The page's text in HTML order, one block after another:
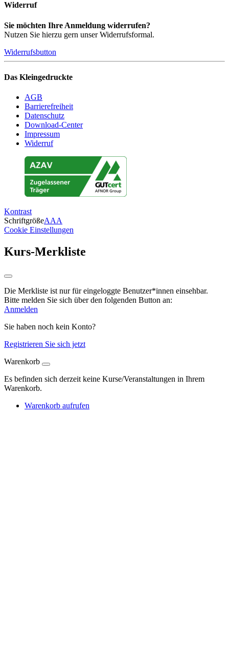
Widerruf
Sie möchten Ihre Anmeldung widerrufen?
Nutzen Sie hierzu gern unser Widerrufsformal.
Widerrufsbutton
Das Kleingedruckte
AGB
Barrierefreiheit
Datenschutz
Download-Center
Impressum
Widerruf
Kontrast
SchriftgrößeAAA
Cookie Einstellungen
Kurs-Merkliste
Die Merkliste ist nur für eingeloggte Benutzer*innen einsehbar.
Bitte melden Sie sich über den folgenden Button an:
Anmelden
Sie haben noch kein Konto?
Registrieren Sie sich jetzt
Warenkorb
Es befinden sich derzeit keine Kurse/Veranstaltungen in Ihrem
Warenkorb.
Warenkorb aufrufen